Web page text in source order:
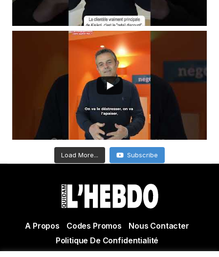
Load More... Subscribe
A Propos Codes Promos
Nous Contacter
Politique De Confidentialité